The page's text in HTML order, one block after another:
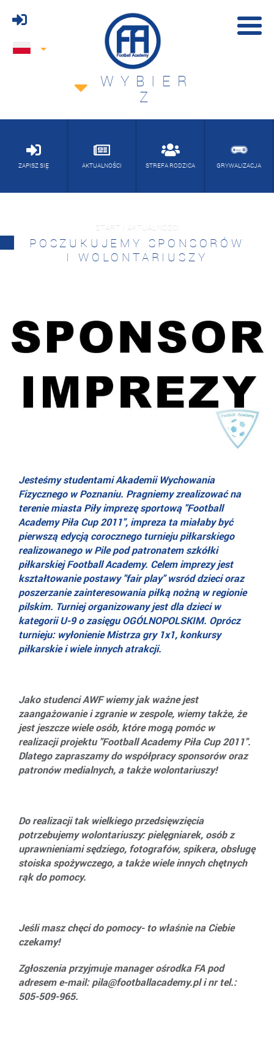
WYBIER
Z
ZAPISZ SIĘ AKTUALNOŚCI STREFA RODZICA GRYWALIZACJA
START / AKTUALNOŚCI
POSZUKUJEMY SPONSORÓW
I WOLONTARIUSZY
Jesteśmy studentami Akademii Wychowania
Fizycznego w Poznaniu. Pragniemy zrealizować na
terenie miasta Piły imprezę sportową "Football
Academy Piła Cup 2011", impreza ta miałaby być
pierwszą edycją corocznego turnieju piłkarskiego
realizowanego w Pile pod patronatem szkółki
piłkarskiej Football Academy. Celem imprezy jest
kształtowanie postawy "fair play" wsród dzieci oraz
poszerzanie zainteresowania piłką nożną w regionie
pilskim. Turniej organizowany jest dla dzieci w
kategorii U-9 o zasięgu OGÓLNOPOLSKIM. Oprócz
turnieju: wyłonienie Mistrza gry 1x1, konkursy
piłkarskie i wiele innych atrakcji.
Jako studenci AWF wiemy jak ważne jest
zaangażowanie i zgranie w zespole, wiemy także, że
jest jeszcze wiele osób, które mogą pomóc w
realizacji projektu "Football Academy Piła Cup 2011".
Dlatego zapraszamy do współpracy sponsorów oraz
patronów medialnych, a także wolontariuszy!
Do realizacji tak wielkiego przedsięwzięcia
potrzebujemy wolontariuszy: pielęgniarek, osób z
uprawnieniami sędziego, fotografów, spikera, obsługę
stoiska spożywczego, a także wiele innych chętnych
rąk do pomocy.
Jeśli masz chęci do pomocy- to właśnie na Ciebie
czekamy!
Zgłoszenia przyjmuje manager ośrodka FA pod
adresem e-mail: pila@footballacademy.pl i nr tel.:
505-509-965.